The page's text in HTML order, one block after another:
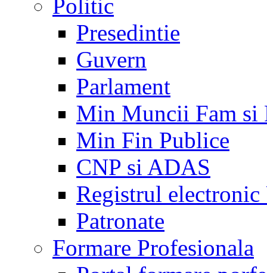
Politic
Presedintie
Guvern
Parlament
Min Muncii Fam si
Min Fin Publice
CNP si ADAS
Registrul electronic
Patronate
Formare Profesionala